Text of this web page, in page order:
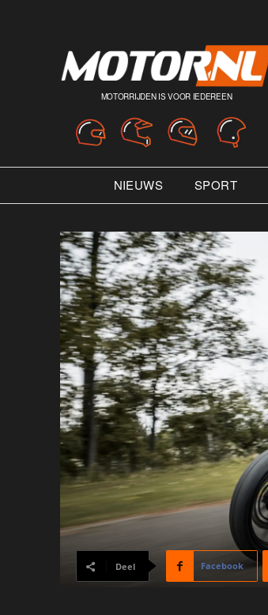
MOTORRIJDEN IS VOOR IEDEREEN
NIEUWS SPORT
Deel Facebook